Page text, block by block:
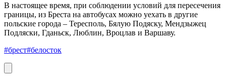
В настоящее время, при соблюдении условий для пересечения
границы, из Бреста на автобусах можно уехать в другие
польские города – Тересполь, Бялую Подяску, Мендзыжец
Подляски, Гданьск, Люблин, Вроцлав и Варшаву.
#брест#белосток